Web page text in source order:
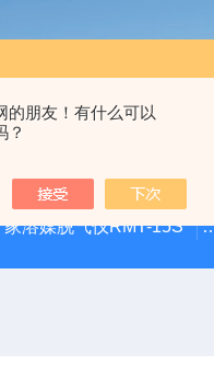
的朋友！有什么可以
？
溶媒脱气仪RMT-15S